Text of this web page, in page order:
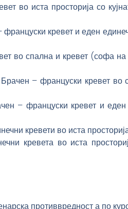
во иста просторија со
кревет и еден
во спална и кревет (софа
– француски кревет
– француски кревет и
кревети во иста просторија
кревета во иста
противвредност а по